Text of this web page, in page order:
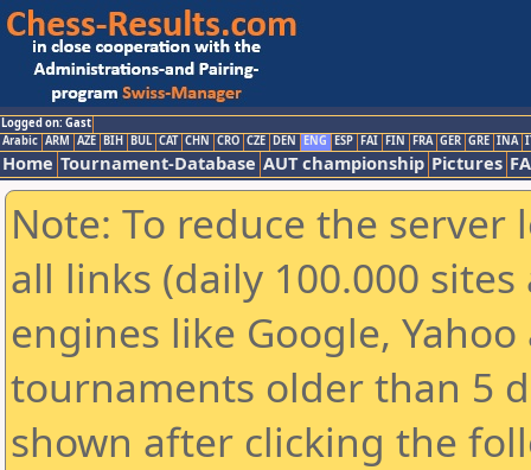
Logged on: Gast
Arabic ARM AZE BIH BUL CAT CHN CRO CZE DEN ENG ESP FAI FIN FRA GER GRE INA
Home Tournament-Database AUT championship Pictures
Note: To reduce the
all links (daily 100.000
engines like Google,
tournaments older than 5
shown after clicking the